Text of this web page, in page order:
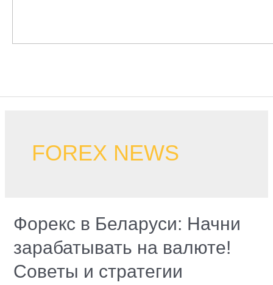
FOREX NEWS
Форекс в Беларуси: Начни
зарабатывать на валюте!
Советы и стратегии